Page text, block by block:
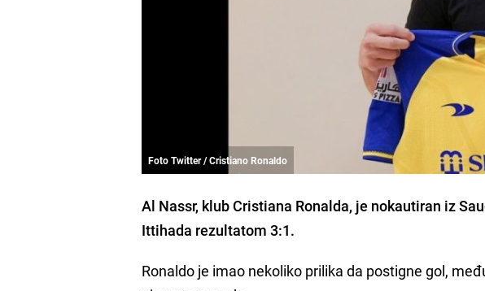
Foto Twitter / Cristiano Ronaldo
Al Nassr, klub Cristiana Ronalda, je nokautiran iz
Ittihada rezultatom 3:1.
Ronaldo je imao nekoliko prilika da postigne gol,